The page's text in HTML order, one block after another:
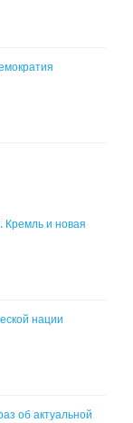
Кремль и новая
нации
об актуальной